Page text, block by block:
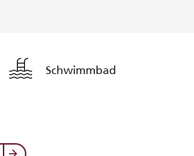
Schwimmbad